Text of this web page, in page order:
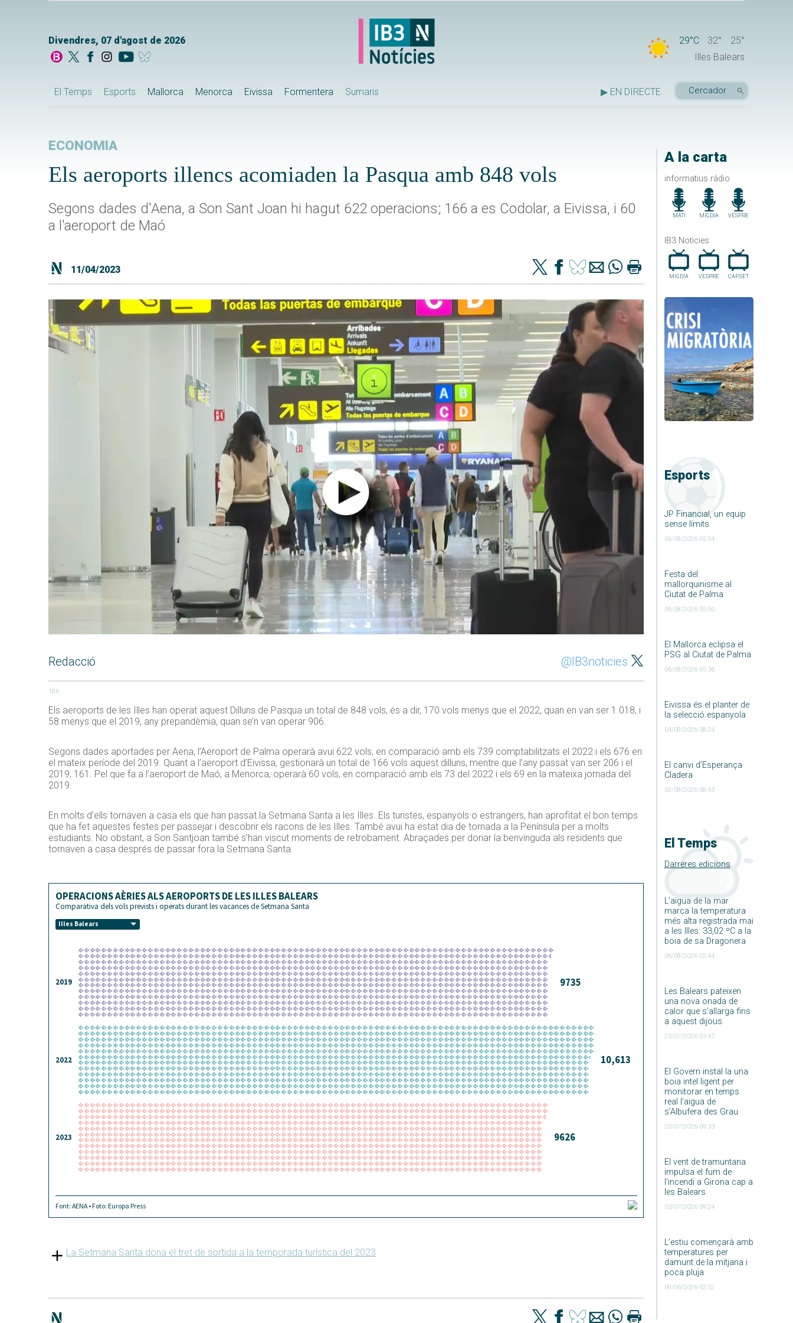
Divendres, 07 d'agost de 2026 29°C 32°
25°
Illes Balears
El Temps Esports Mallorca Menorca Eivissa Formentera Sumaris ▶ EN DIRECTE
A la carta
informatius ràdio
MATÍ MIGDIA VESPRE
IB3 Noticies
MIGDIA VESPRE CAP.SET
Esports
JP Financial, un equip
sense límits
06/08/2026 05:54
Festa del
mallorquinisme al
Ciutat de Palma
06/08/2026 05:50
El Mallorca eclipsa el
PSG al Ciutat de Palma
06/08/2026 05:36
Eivissa és el planter de
la selecció espanyola
04/08/2026 08:24
El canvi d’Esperança
Cladera
02/08/2026 08:43
El Temps
Darreres edicions
L’aigua de la mar
marca la temperatura
més alta registrada mai
a les Illes: 33,02 ºC a la
boia de sa Dragonera
06/08/2026 02:44
Les Balears pateixen
una nova onada de
calor que s’allarga fins
a aquest dijous
20/07/2026 03:47
El Govern instal·la una
boia intel·ligent per
monitorar en temps
real l’aigua de
s’Albufera des Grau
20/07/2026 09:33
El vent de tramuntana
impulsa el fum de
l’incendi a Girona cap a
les Balears
03/07/2026 09:24
L’estiu començarà amb
temperatures per
damunt de la mitjana i
poca pluja
09/06/2026 02:52
ECONOMIA
Els aeroports illencs acomiaden la Pasqua amb 848 vols
Segons dades d'Aena, a Son Sant Joan hi hagut 622 operacions; 166 a es Codolar, a Eivissa, i 60
a l'aeroport de Maó
11/04/2023
Redacció @IB3noticies
186
Els aeroports de les Illes han operat aquest Dilluns de Pasqua un total de 848 vols, és a dir, 170 vols menys que el 2022, quan en van ser 1.018, i
58 menys que el 2019, any prepandèmia, quan se’n van operar 906.
Segons dades aportades per Aena, l’Aeroport de Palma operarà avui 622 vols, en comparació amb els 739 comptabilitzats el 2022 i els 676 en
el mateix període del 2019. Quant a l’aeroport d’Eivissa, gestionarà un total de 166 vols aquest dilluns, mentre que l’any passat van ser 206 i el
2019, 161. Pel que fa a l’aeroport de Maó, a Menorca, operarà 60 vols, en comparació amb els 73 del 2022 i els 69 en la mateixa jornada del
2019.
En molts d’ells tornaven a casa els que han passat la Setmana Santa a les Illes. Els turistes, espanyols o estrangers, han aprofitat el bon temps
que ha fet aquestes festes per passejar i descobrir els racons de les Illes. També avui ha estat dia de tornada a la Península per a molts
estudiants. No obstant, a Son Santjoan també s’han viscut moments de retrobament. Abraçades per donar la benvinguda als residents que
tornaven a casa després de passar fora la Setmana Santa.
La Setmana Santa dona el tret de sortida a la temporada turística del 2023